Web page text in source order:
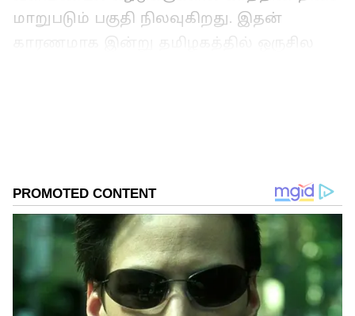
மாறுபடும் பகுதி நிலவுகிறது. இதன்
தேனி, மதுரை, விருதுநகர், தென்காசி,
திருநெல்வேலி மற்றும் கன்னியாகுமரி
மாவட்டங்களில் ஓரிரு இடங்களில் கனமழை
பெய்ய வாய்ப்புள்ளது.
Add Asianetnews Tamil as a Preferred